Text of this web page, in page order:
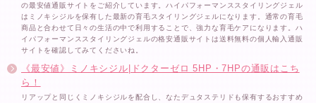
の最安値通販サイトをご紹介しています。ハイパフォーマンススタイリングジェル
はミノキシジルを保有した最新の育毛スタイリングジェルになります。通常の育毛
商品と合わせて日々の生活の中で利用することで、強力な育毛ケアになります。ハ
イパフォーマンススタイリングジェルの格安通販サイトは送料無料の個人輸入通販
サイトを確認してみてくださいね。
《最安値》ミノキシジル|ドクターゼロ 5HP・7HPの通販はこち
ら！
リアップと同じくミノキシジルを配合し、なたデュタステリドも保有するおすすめ